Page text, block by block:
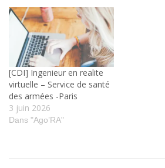
luxe (cosmétiques,
bijouteries...). Vous avez
une capacité à suivre des
projets de A à Z, des
premiers contacts à la
signature des contrats.Vous
parlez anglais couramment.
…
[CDI] Ingenieur en realite
virtuelle – Service de santé
des armées -Paris
3 juin 2026
Dans "Ago’RA"